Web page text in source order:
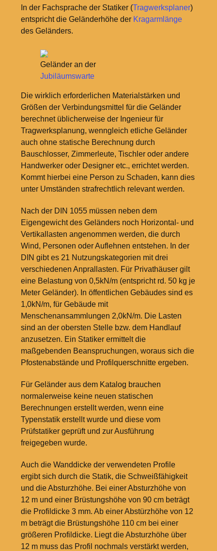
In der Fachsprache der Statiker (Tragwerksplaner)
entspricht die Geländerhöhe der Kragarmlänge
des Geländers.
Geländer an der
Jubiläumswarte
Die wirklich erforderlichen Materialstärken und
Größen der Verbindungsmittel für die Geländer
berechnet üblicherweise der Ingenieur für
Tragwerksplanung, wenngleich etliche Geländer
auch ohne statische Berechnung durch
Bauschlosser, Zimmerleute, Tischler oder andere
Handwerker oder Designer etc., errichtet werden.
Kommt hierbei eine Person zu Schaden, kann dies
unter Umständen strafrechtlich relevant werden.
Nach der DIN 1055 müssen neben dem
Eigengewicht des Geländers noch Horizontal- und
Vertikallasten angenommen werden, die durch
Wind, Personen oder Auflehnen entstehen. In der
DIN gibt es 21 Nutzungskategorien mit drei
verschiedenen Anprallasten. Für Privathäuser gilt
eine Belastung von 0,5kN/m (entspricht rd. 50 kg je
Meter Geländer). In öffentlichen Gebäudes sind es
1,0kN/m, für Gebäude mit
Menschenansammlungen 2,0kN/m. Die Lasten
sind an der obersten Stelle bzw. dem Handlauf
anzusetzen. Ein Statiker ermittelt die
maßgebenden Beanspruchungen, woraus sich die
Pfostenabstände und Profilquerschnitte ergeben.
Für Geländer aus dem Katalog brauchen
normalerweise keine neuen statischen
Berechnungen erstellt werden, wenn eine
Typenstatik erstellt wurde und diese vom
Prüfstatiker geprüft und zur Ausführung
freigegeben wurde.
Auch die Wanddicke der verwendeten Profile
ergibt sich durch die Statik, die Schweißfähigkeit
und die Absturzhöhe. Bei einer Absturzhöhe von
12 m und einer Brüstungshöhe von 90 cm beträgt
die Profildicke 3 mm. Ab einer Abstürzhöhe von 12
m beträgt die Brüstungshöhe 110 cm bei einer
größeren Profildicke. Liegt die Absturzhöhe über
12 m muss das Profil nochmals verstärkt werden,